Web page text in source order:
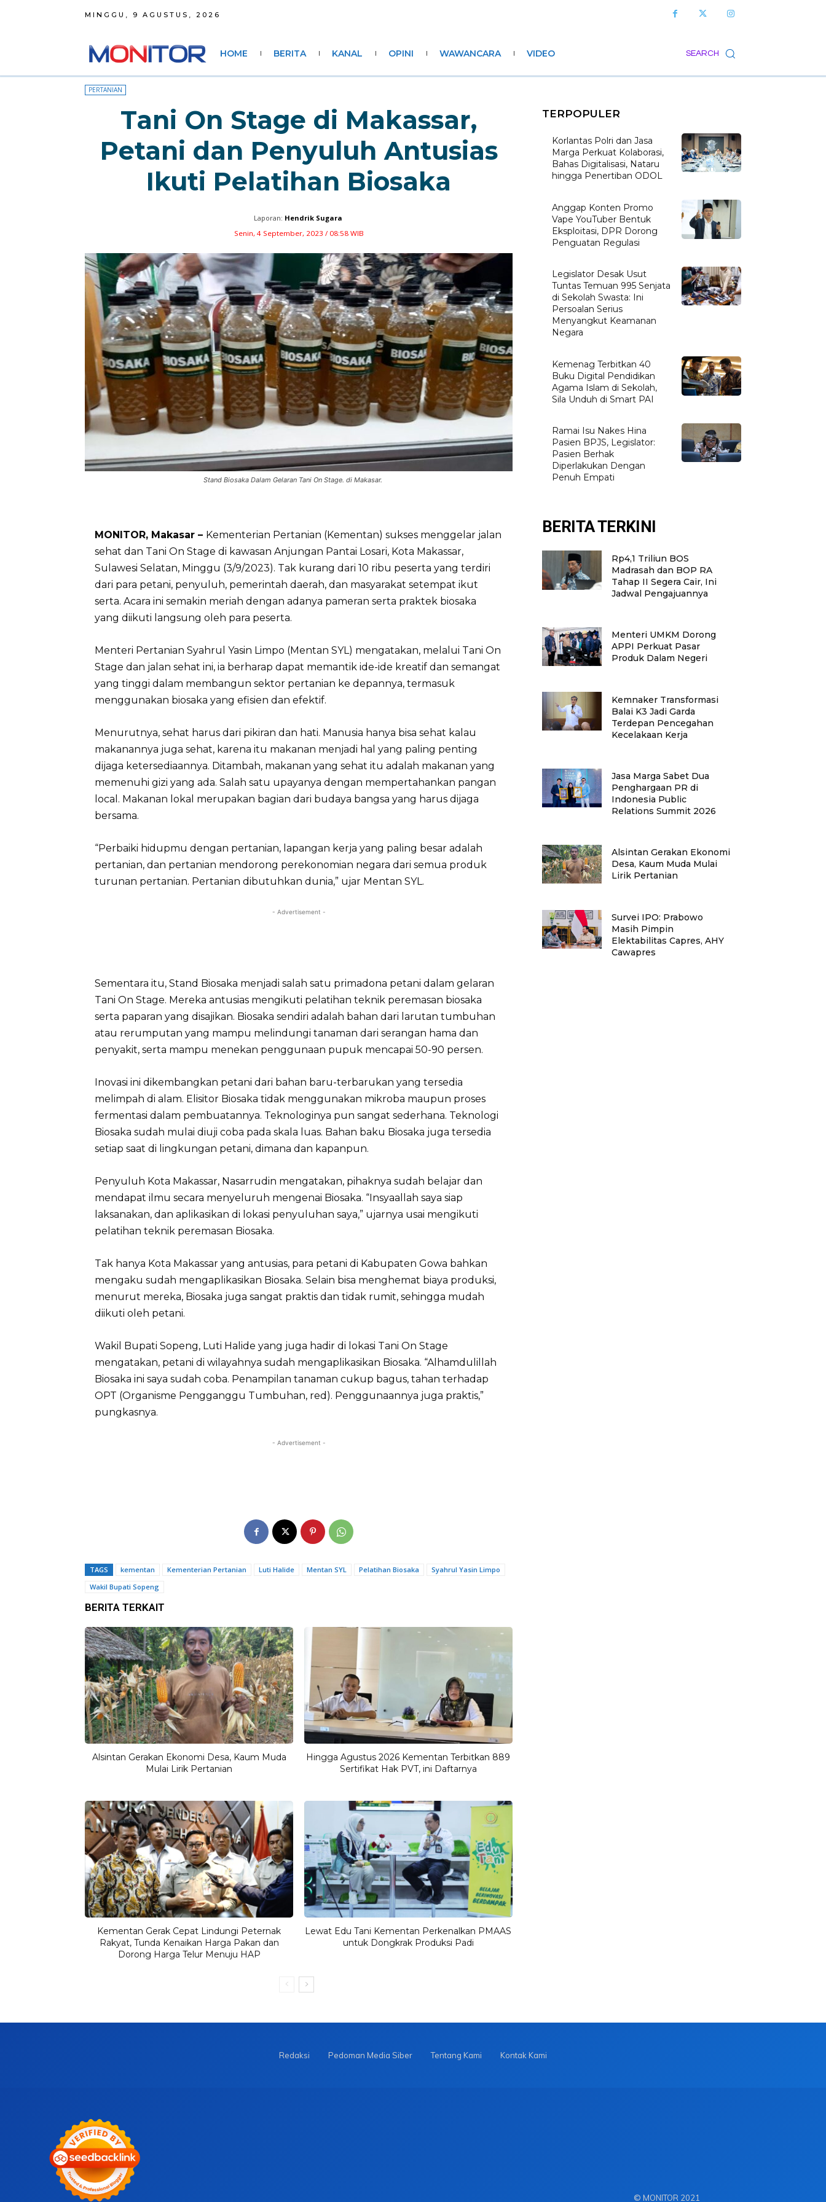
MINGGU, 9 AGUSTUS, 2026
SEARCH
HOME BERITA KANAL OPINI WAWANCARA VIDEO
PERTANIAN
Tani On Stage di Makassar,
Petani dan Penyuluh Antusias
Ikuti Pelatihan Biosaka
Laporan: Hendrik Sugara
Senin, 4 September, 2023 / 08:58 WIB
Stand Biosaka Dalam Gelaran Tani On Stage. di Makasar.
MONITOR, Makasar – Kementerian Pertanian (Kementan) sukses menggelar jalan
sehat dan Tani On Stage di kawasan Anjungan Pantai Losari, Kota Makassar,
Sulawesi Selatan, Minggu (3/9/2023). Tak kurang dari 10 ribu peserta yang terdiri
dari para petani, penyuluh, pemerintah daerah, dan masyarakat setempat ikut
serta. Acara ini semakin meriah dengan adanya pameran serta praktek biosaka
yang diikuti langsung oleh para peserta.
Menteri Pertanian Syahrul Yasin Limpo (Mentan SYL) mengatakan, melalui Tani On
Stage dan jalan sehat ini, ia berharap dapat memantik ide-ide kreatif dan semangat
yang tinggi dalam membangun sektor pertanian ke depannya, termasuk
menggunakan biosaka yang efisien dan efektif.
Menurutnya, sehat harus dari pikiran dan hati. Manusia hanya bisa sehat kalau
makanannya juga sehat, karena itu makanan menjadi hal yang paling penting
dijaga ketersediaannya. Ditambah, makanan yang sehat itu adalah makanan yang
memenuhi gizi yang ada. Salah satu upayanya dengan mempertahankan pangan
local. Makanan lokal merupakan bagian dari budaya bangsa yang harus dijaga
bersama.
“Perbaiki hidupmu dengan pertanian, lapangan kerja yang paling besar adalah
pertanian, dan pertanian mendorong perekonomian negara dari semua produk
turunan pertanian. Pertanian dibutuhkan dunia,” ujar Mentan SYL.
- Advertisement -
Sementara itu, Stand Biosaka menjadi salah satu primadona petani dalam gelaran
Tani On Stage. Mereka antusias mengikuti pelatihan teknik peremasan biosaka
serta paparan yang disajikan. Biosaka sendiri adalah bahan dari larutan tumbuhan
atau rerumputan yang mampu melindungi tanaman dari serangan hama dan
penyakit, serta mampu menekan penggunaan pupuk mencapai 50-90 persen.
Inovasi ini dikembangkan petani dari bahan baru-terbarukan yang tersedia
melimpah di alam. Elisitor Biosaka tidak menggunakan mikroba maupun proses
fermentasi dalam pembuatannya. Teknologinya pun sangat sederhana. Teknologi
Biosaka sudah mulai diuji coba pada skala luas. Bahan baku Biosaka juga tersedia
setiap saat di lingkungan petani, dimana dan kapanpun.
Penyuluh Kota Makassar, Nasarrudin mengatakan, pihaknya sudah belajar dan
mendapat ilmu secara menyeluruh mengenai Biosaka. “Insyaallah saya siap
laksanakan, dan aplikasikan di lokasi penyuluhan saya,” ujarnya usai mengikuti
pelatihan teknik peremasan Biosaka.
Tak hanya Kota Makassar yang antusias, para petani di Kabupaten Gowa bahkan
mengaku sudah mengaplikasikan Biosaka. Selain bisa menghemat biaya produksi,
menurut mereka, Biosaka juga sangat praktis dan tidak rumit, sehingga mudah
diikuti oleh petani.
Wakil Bupati Sopeng, Luti Halide yang juga hadir di lokasi Tani On Stage
mengatakan, petani di wilayahnya sudah mengaplikasikan Biosaka. “Alhamdulillah
Biosaka ini saya sudah coba. Penampilan tanaman cukup bagus, tahan terhadap
OPT (Organisme Pengganggu Tumbuhan, red). Penggunaannya juga praktis,”
pungkasnya.
- Advertisement -
TAGS kementan Kementerian Pertanian Luti Halide Mentan SYL Pelatihan Biosaka
Syahrul Yasin Limpo
Wakil Bupati Sopeng
BERITA TERKAIT
Alsintan Gerakan Ekonomi Desa, Kaum Muda
Mulai Lirik Pertanian
Hingga Agustus 2026 Kementan Terbitkan 889
Sertifikat Hak PVT, ini Daftarnya
Kementan Gerak Cepat Lindungi Peternak
Rakyat, Tunda Kenaikan Harga Pakan dan
Dorong Harga Telur Menuju HAP
Lewat Edu Tani Kementan Perkenalkan PMAAS
untuk Dongkrak Produksi Padi
TERPOPULER
Korlantas Polri dan Jasa
Marga Perkuat Kolaborasi,
Bahas Digitalisasi, Nataru
hingga Penertiban ODOL
Anggap Konten Promo
Vape YouTuber Bentuk
Eksploitasi, DPR Dorong
Penguatan Regulasi
Legislator Desak Usut
Tuntas Temuan 995 Senjata
di Sekolah Swasta: Ini
Persoalan Serius
Menyangkut Keamanan
Negara
Kemenag Terbitkan 40
Buku Digital Pendidikan
Agama Islam di Sekolah,
Sila Unduh di Smart PAI
Ramai Isu Nakes Hina
Pasien BPJS, Legislator:
Pasien Berhak
Diperlakukan Dengan
Penuh Empati
BERITA TERKINI
Rp4,1 Triliun BOS
Madrasah dan BOP RA
Tahap II Segera Cair, Ini
Jadwal Pengajuannya
Menteri UMKM Dorong
APPI Perkuat Pasar
Produk Dalam Negeri
Kemnaker Transformasi
Balai K3 Jadi Garda
Terdepan Pencegahan
Kecelakaan Kerja
Jasa Marga Sabet Dua
Penghargaan PR di
Indonesia Public
Relations Summit 2026
Alsintan Gerakan Ekonomi
Desa, Kaum Muda Mulai
Lirik Pertanian
Survei IPO: Prabowo
Masih Pimpin
Elektabilitas Capres, AHY
Cawapres
Redaksi Pedoman Media Siber Tentang Kami Kontak Kami
© MONITOR 2021